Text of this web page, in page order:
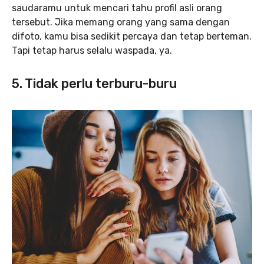
saudaramu untuk mencari tahu profil asli orang
tersebut. Jika memang orang yang sama dengan
difoto, kamu bisa sedikit percaya dan tetap berteman.
Tapi tetap harus selalu waspada, ya.
5. Tidak perlu terburu-buru